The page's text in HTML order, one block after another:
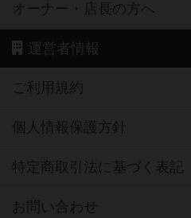
オーナー・店長の方へ
運営者情報
ご利用規約
個人情報保護方針
特定商取引法に基づく表記
お問い合わせ